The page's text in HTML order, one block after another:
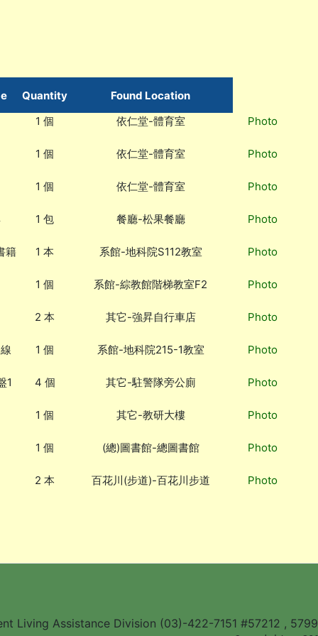
Quantity
Found Location
1 個
依仁堂-體育室 Photo
1 個 依仁堂-體育室 Photo
1 個 依仁堂-體育室 Photo
1 包 餐廳-松果餐廳 Photo
籍 1 本 系館-地科院S112教室 Photo
1 個 系館-綜教館階梯教室F2 Photo
2 本 其它-強昇自行車店 Photo
1 個 系館-地科院215-1教室 Photo
1 4 個 其它-駐警隊旁公廁 Photo
1 個 其它-教研大樓 Photo
1 個 (總)圖書館-總圖書館 Photo
2 本 百花川(步道)-百花川步道 Photo
Living Assistance Division (03)-422-7151 #57212 ,